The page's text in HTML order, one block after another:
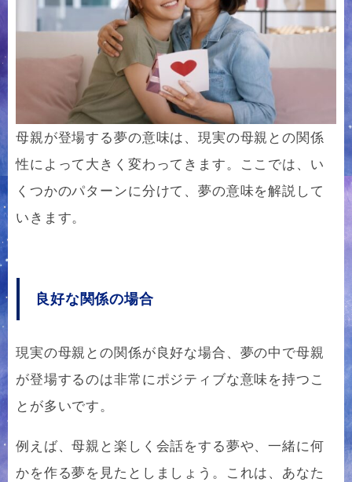
母親が登場する夢の意味は、現実の母親との関係
性によって大きく変わってきます。ここでは、い
くつかのパターンに分けて、夢の意味を解説して
いきます。
良好な関係の場合
現実の母親との関係が良好な場合、夢の中で母親
が登場するのは非常にポジティブな意味を持つこ
とが多いです。
例えば、母親と楽しく会話をする夢や、一緒に何
かを作る夢を見たとしましょう。これは、あなた